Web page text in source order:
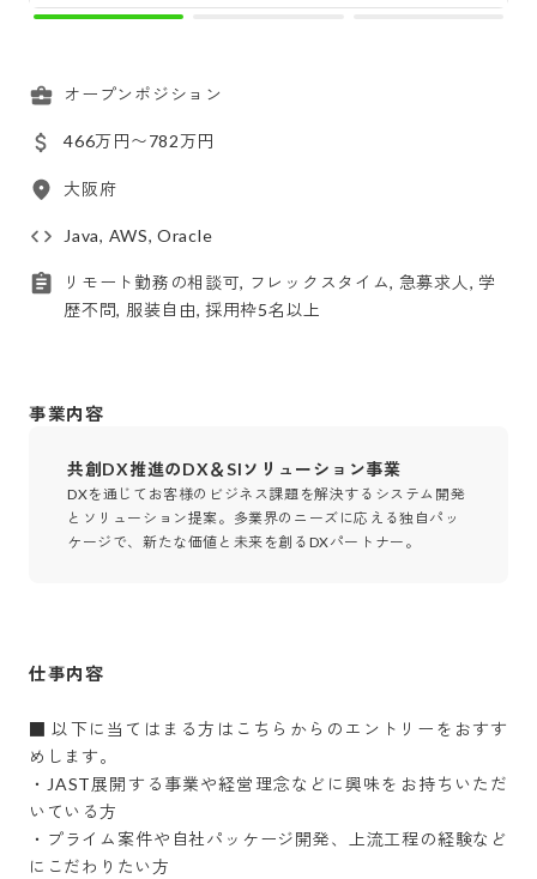
オープンポジション
466万円〜782万円
大阪府
Java, AWS, Oracle
リモート勤務の相談可, フレックスタイム, 急募求人, 学
歴不問, 服装自由, 採用枠5名以上
事業内容
共創DX推進のDX＆SIソリューション事業
DXを通じてお客様のビジネス課題を解決するシステム開発
とソリューション提案。多業界のニーズに応える独自パッ
ケージで、新たな価値と未来を創るDXパートナー。
仕事内容
■ 以下に当てはまる方はこちらからのエントリーをおすす
めします。
・JAST展開する事業や経営理念などに興味をお持ちいただ
いている方
・プライム案件や自社パッケージ開発、上流工程の経験など
にこだわりたい方